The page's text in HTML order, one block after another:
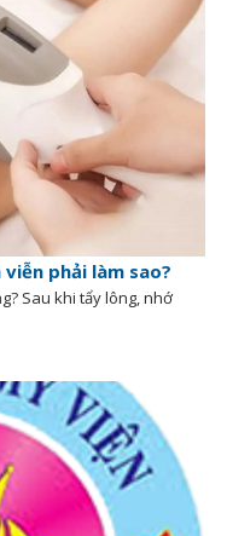
phải làm sao?
Sau khi tẩy lông, nhớ